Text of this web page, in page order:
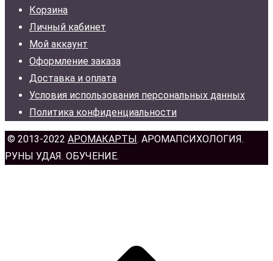
Корзина
Личный кабинет
Мой аккаунт
Оформление заказа
Доставка и оплата
Условия использования персональных данных
Политика конфиденциальности
© 2013-2022 АРОМАКАРТЫ. АРОМАПСИХОЛОГИЯ.
РУНЫ УДАЯ. ОБУЧЕНИЕ.